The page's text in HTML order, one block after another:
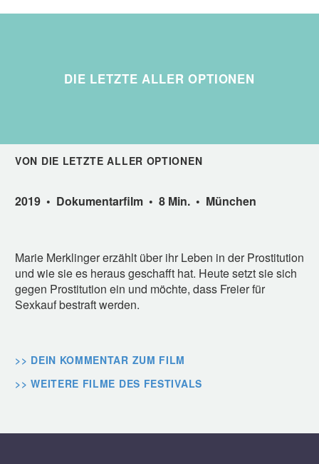
DIE LETZTE ALLER OPTIONEN
VON DIE LETZTE ALLER OPTIONEN
2019 • Dokumentarfilm • 8 Min. • München
Marie Merklinger erzählt über ihr Leben in der Prostitution
und wie sie es heraus geschafft hat. Heute setzt sie sich
gegen Prostitution ein und möchte, dass Freier für
Sexkauf bestraft werden.
>> DEIN KOMMENTAR ZUM FILM
>> WEITERE FILME DES FESTIVALS